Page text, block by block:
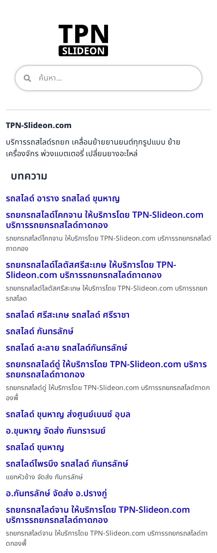
TPN-Slideon.com
บริการรถสไลด์รถยก เคลื่อนย้ายยานยนต์ทุกรูปแบบ ย้าย
เครื่องจักร พ่วงแบตเตอรี่ เปลี่ยนยางอะไหล่
บทความ
รถสไลด์ อาราง รถสไลด์ ขุนหาญ
รถยกรถสไลด์โคกจาน ให้บริการโดย TPN-Slideon.com
บริการรถยกรถสไลด์ถาดกอง
รถยกรถสไลด์โคกจาน ให้บริการโดย TPN-Slideon.com บริการรถยกรถสไลด์
ถาดกอง
รถยกรถสไลด์โลตัสศรีสะเกษ ให้บริการโดย TPN-
Slideon.com บริการรถยกรถสไลด์ถาดกอง
รถยกรถสไลด์โลตัสศรีสะเกษ ให้บริการโดย TPN-Slideon.com บริการรถยก
รถสไลด
รถสไลด์ ศรีสะเกษ รถสไลด์ ศรีราชา
รถสไลด์ กันทรลักษ์
รถสไลด์ ละลาย รถสไลด์กันทรลักษ์
รถยกรถสไลด์ดู่ ให้บริการโดย TPN-Slideon.com บริการ
รถยกรถสไลด์ถาดกอง
รถยกรถสไลด์ดู่ ให้บริการโดย TPN-Slideon.com บริการรถยกรถสไลด์ถาดก
องพื้
รถสไลด์ ขุนหาญ ส่งศูนย์เบนซ์ อุบล
อ.ขุนหาญ จัดส่ง กันทรารมย์
รถสไลด์ ขุนหาญ
รถสไลด์ไพรบึง รถสไลด์ กันทรลักษ์
แยกหัวช้าง จัดส่ง กันทรลักษ์
อ.กันทรลักษ์ จัดส่ง อ.ปรางกู่
รถยกรถสไลด์จาน ให้บริการโดย TPN-Slideon.com
บริการรถยกรถสไลด์ถาดกอง
รถยกรถสไลด์จาน ให้บริการโดย TPN-Slideon.com บริการรถยกรถสไลด์ถา
ดกองพื้